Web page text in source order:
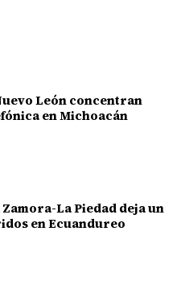
León concentran
en Michoacán
La Piedad deja un
en Ecuandureo